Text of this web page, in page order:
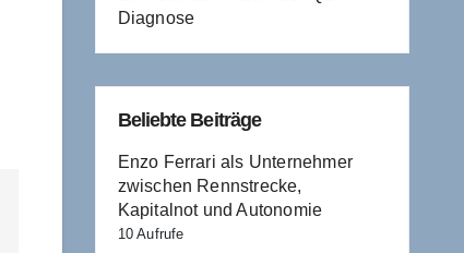
Diagnose
Beliebte Beiträge
Enzo Ferrari als Unternehmer
zwischen Rennstrecke,
Kapitalnot und Autonomie
10 Aufrufe